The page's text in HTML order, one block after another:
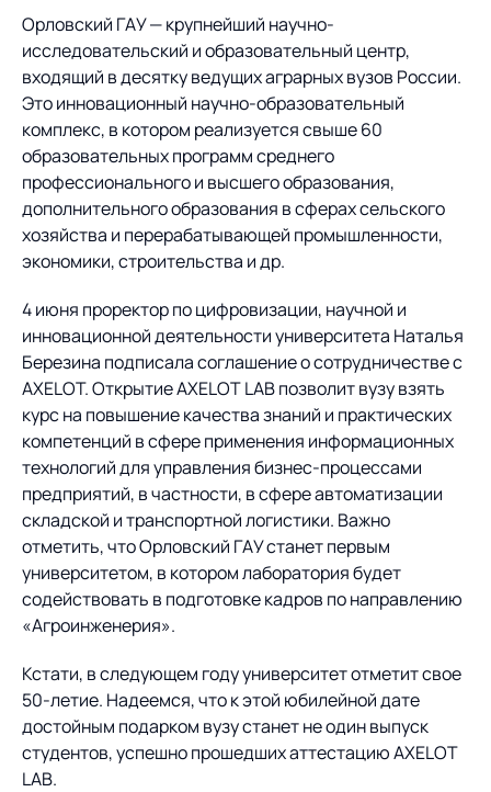
терминалом
Предложение для
учебных заведений
База знаний
База знаний
Орловский ГАУ — крупнейший научно-
исследовательский и образовательный центр,
входящий в десятку ведущих аграрных вузов России.
Это инновационный научно-образовательный
комплекс, в котором реализуется свыше 60
образовательных программ среднего
профессионального и высшего образования,
дополнительного образования в сферах сельского
хозяйства и перерабатывающей промышленности,
экономики, строительства и др.
4 июня проректор по цифровизации, научной и
инновационной деятельности университета Наталья
Березина подписала соглашение о сотрудничестве с
AXELOT. Открытие AXELOT LAB позволит вузу взять
курс на повышение качества знаний и практических
компетенций в сфере применения информационных
технологий для управления бизнес-процессами
предприятий, в частности, в сфере автоматизации
складской и транспортной логистики. Важно
отметить, что Орловский ГАУ станет первым
университетом, в котором лаборатория будет
содействовать в подготовке кадров по направлению
«Агроинженерия».
Кстати, в следующем году университет отметит свое
50-летие. Надеемся, что к этой юбилейной дате
достойным подарком вузу станет не один выпуск
студентов, успешно прошедших аттестацию AXELOT
LAB.